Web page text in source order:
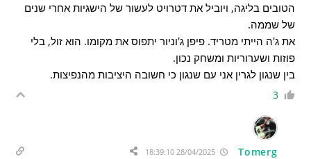
הטובים בליגה, ויוביל את דטרויט לעשור של הישגיות אחרי שנים
של שממה.
את ג'ה הייתי מטריד. פיפן ג'וניור יתפוס את מקומו. הוא זול, בלי
פוזות ושערוריות ומשחק נכון.
בין שנגון לגרין אני עם שנגון כי חשובה היציבות מהנפיצות.
3
Tomerg